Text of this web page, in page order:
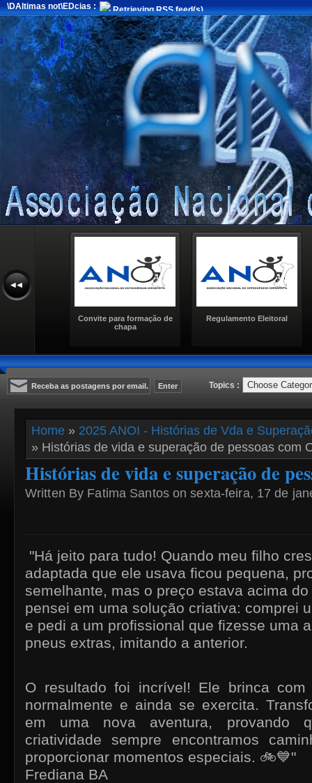
\DAltimas not\EDcias : Retrieving RSS feed(s)
Convite para formação de
chapa
Regulamento Eleitoral
Topics :
Home » 2025 ANOI - Histórias de Vda e
» Histórias de vida e superação de pessoas com
Histórias de vida e superação de
Written By Fatima Santos on sexta-feira, 17 de
"Há jeito para tudo! Quando meu filho
adaptada que ele usava ficou pequena,
semelhante, mas o preço estava acima
pensei em uma solução criativa: comprei
e pedi a um profissional que fizesse uma
pneus extras, imitando a anterior.
O resultado foi incrível! Ele brinca com
normalmente e ainda se exercita.
em uma nova aventura, provando
criatividade sempre encontramos
proporcionar momentos especiais. 🚲💙"
Frediana BA